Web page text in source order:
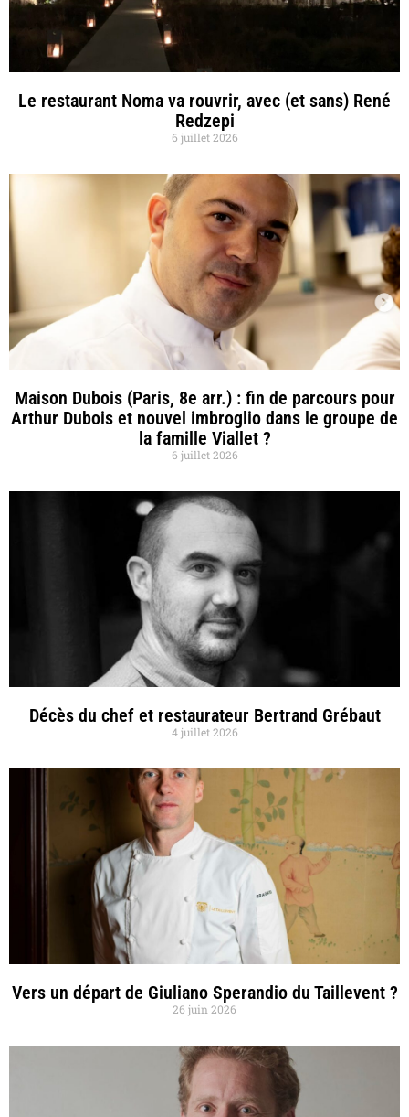
Le restaurant Noma va rouvrir, avec (et sans) René
Redzepi
6 juillet 2026
Maison Dubois (Paris, 8e arr.) : fin de parcours pour
Arthur Dubois et nouvel imbroglio dans le groupe de
la famille Viallet ?
6 juillet 2026
Décès du chef et restaurateur Bertrand Grébaut
4 juillet 2026
Vers un départ de Giuliano Sperandio du Taillevent ?
26 juin 2026